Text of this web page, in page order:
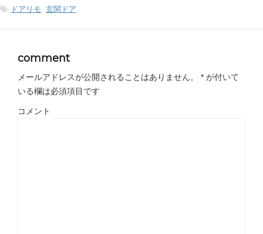
- ドアリモ 玄関ドア
comment
メールアドレスが公開されることはありません。 * が付いて
いる欄は必須項目です
コメント